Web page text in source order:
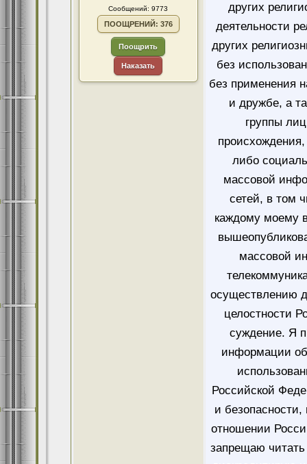
Сообщений: 9773
ПООЩРЕНИЙ: 376
Поощрить
Наказать
других
деятельности
других
без
без применения
и дружбе, а
группы
либо
массовой
сетей, в том
каждому моему
массовой
осуществлению
целостности
суждение. Я
информации
Российской
и безопасности,
отношении
запрещаю читать